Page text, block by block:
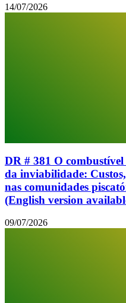
14/07/2026
DR # 381 O
da inviabilidade:
nas comunidades
(English version
09/07/2026